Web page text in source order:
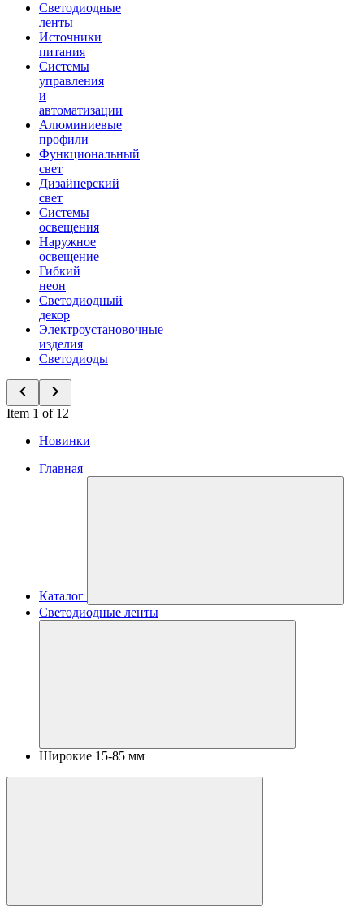
Светодиодные
ленты
Источники
питания
Системы
управления
и
автоматизации
Алюминиевые
профили
Функциональный
свет
Дизайнерский
свет
Системы
освещения
Наружное
освещение
Гибкий
неон
Светодиодный
декор
Электроустановочные
изделия
Светодиоды
Item 1 of 12
Новинки
Главная
Каталог
Светодиодные ленты
Широкие 15-85 мм